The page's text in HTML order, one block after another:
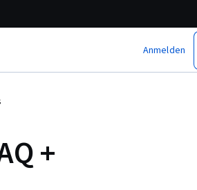
Anmelden
+